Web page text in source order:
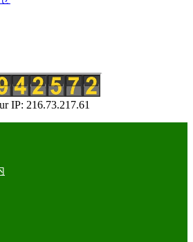
IP: 216.73.217.61